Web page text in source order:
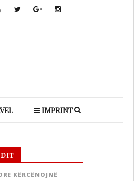
IMPRINT
KËRCËNOJNË